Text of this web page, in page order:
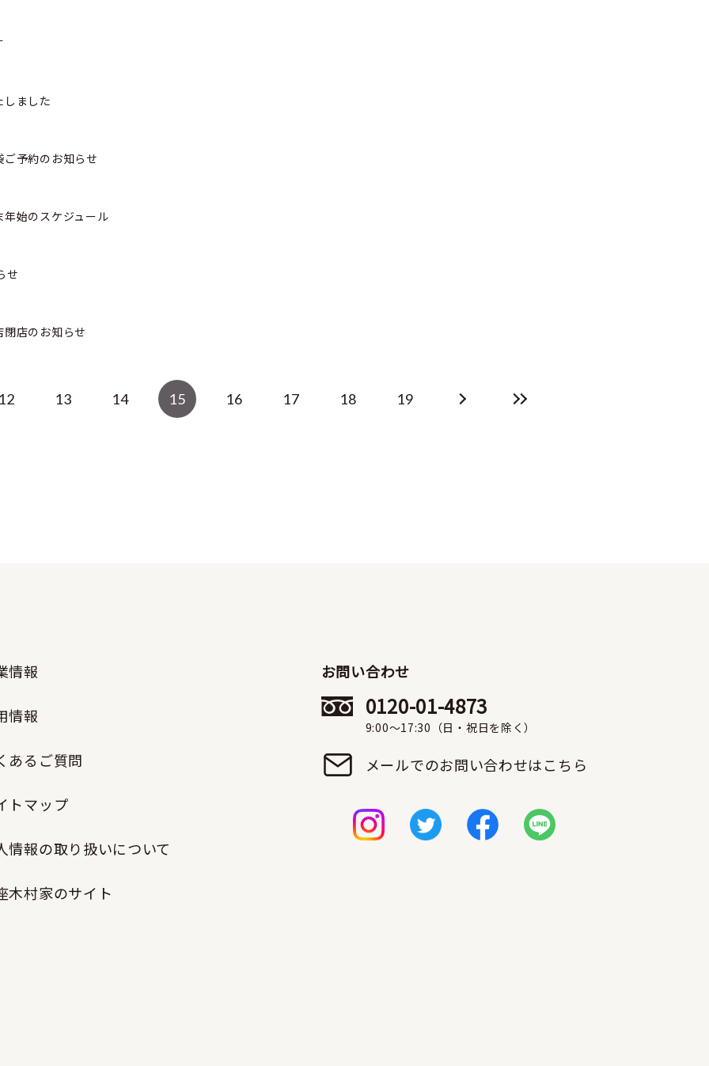
しました
予約のお知らせ
始のスケジュール
せ
店のお知らせ
13 14 15 16 17 18 19
情報
情報
あるご質問
トマップ
情報の取り扱いについて
木村家のサイト
お問い合わせ
0120-01-4873
9:00〜17:30（日・祝日を除く）
メールでのお問い合わせはこちら